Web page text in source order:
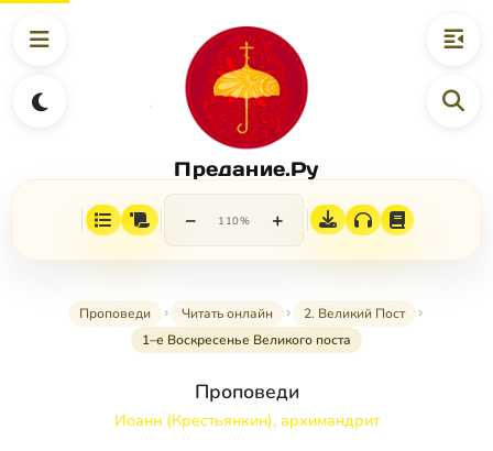
Предание.Ру
− 110% +
Проповеди Читать онлайн
2. Великий Пост
1–е Воскресенье Великого поста
Проповеди
Иоанн (Крестьянкин), архимандрит